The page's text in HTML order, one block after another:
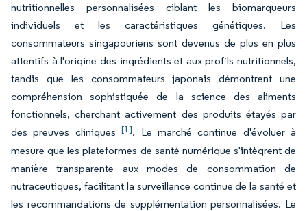
nutritionnelles personnalisées ciblant les biomarqueurs
individuels et les caractéristiques génétiques. Les
consommateurs singapouriens sont devenus de plus en plus
attentifs à l'origine des ingrédients et aux profils nutritionnels,
tandis que les consommateurs japonais démontrent une
compréhension sophistiquée de la science des aliments
fonctionnels, cherchant activement des produits étayés par
des preuves cliniques[1]. Le marché continue d'évoluer à
mesure que les plateformes de santé numérique s'intègrent de
manière transparente aux modes de consommation de
nutraceutiques, facilitant la surveillance continue de la santé et
les recommandations de supplémentation personnalisées. Le